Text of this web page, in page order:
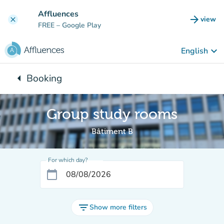
clear Affluences
FREE – Google Play arrow_forward view
(new
English keyboard_arrow_down
arrow_leftBack to:
Booking
Group study rooms
Bâtiment B
For which day?
calendar_today
filter_listShow more filters